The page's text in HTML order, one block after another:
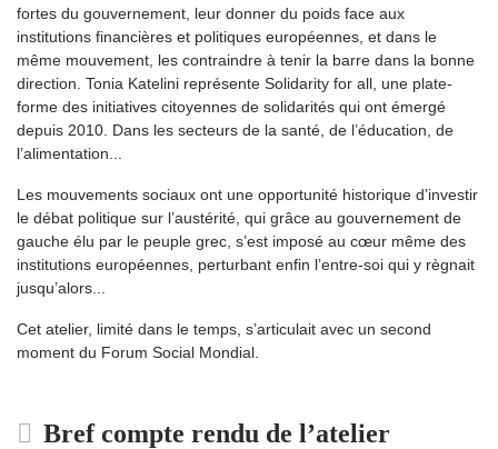
fortes du gouvernement, leur donner du poids face aux
institutions financières et politiques européennes, et dans le
même mouvement, les contraindre à tenir la barre dans la bonne
direction. Tonia Katelini représente Solidarity for all, une plate-
forme des initiatives citoyennes de solidarités qui ont émergé
depuis 2010. Dans les secteurs de la santé, de l’éducation, de
l’alimentation...
Les mouvements sociaux ont une opportunité historique d’investir
le débat politique sur l’austérité, qui grâce au gouvernement de
gauche élu par le peuple grec, s’est imposé au cœur même des
institutions européennes, perturbant enfin l’entre-soi qui y règnait
jusqu’alors...
Cet atelier, limité dans le temps, s’articulait avec un second
moment du Forum Social Mondial.
Bref compte rendu de l’atelier